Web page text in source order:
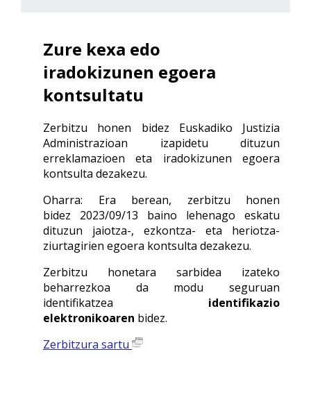
Zure kexa edo
iradokizunen egoera
kontsultatu
Zerbitzu honen bidez Euskadiko Justizia
Administrazioan izapidetu dituzun
erreklamazioen eta iradokizunen egoera
kontsulta dezakezu.
Oharra: Era berean, zerbitzu honen
bidez 2023/09/13 baino lehenago eskatu
dituzun jaiotza-, ezkontza- eta heriotza-
ziurtagirien egoera kontsulta dezakezu.
Zerbitzu honetara sarbidea izateko
beharrezkoa da modu seguruan
identifikatzea identifikazio
elektronikoaren bidez.
Zerbitzura sartu